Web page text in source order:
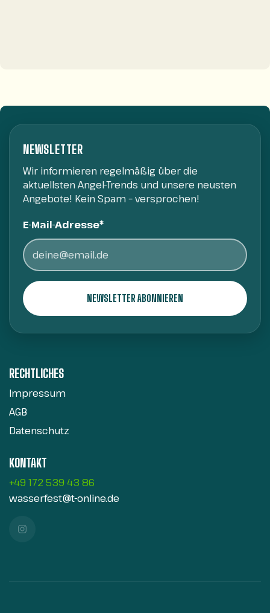
NEWSLETTER
Wir informieren regelmäßig über die
aktuellsten Angel-Trends und unsere neusten
Angebote! Kein Spam – versprochen!
E-Mail-Adresse*
RECHTLICHES
Impressum
AGB
Datenschutz
KONTAKT
+49 172 539 43 86
wasserfest@t-online.de